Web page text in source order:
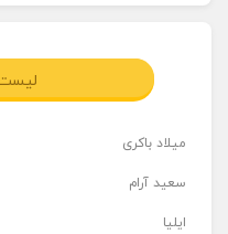
لیست
میلاد باکری
سعید آرام
ایلیا